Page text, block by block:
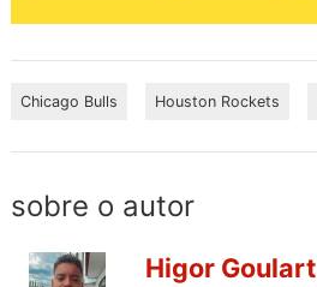
Chicago Bulls Houston Rockets
sobre o autor
Higor Goulart